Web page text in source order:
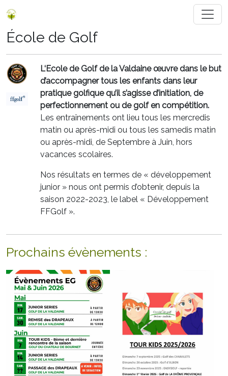
École de Golf
L‘Ecole de Golf de la Valdaine œuvre dans le but
d’accompagner tous les enfants dans leur
pratique golfique qu’il s’agisse d’initiation, de
perfectionnement ou de golf en compétition.
Les entraînements ont lieu tous les mercredis
matin ou après-midi ou tous les samedis matin
ou après-midi, de Septembre à Juin, hors
vacances scolaires.
Nos résultats en termes de « développement
junior » nous ont permis d’obtenir, depuis la
saison 2022-2023, le label « Développement
FFGolf ».
Prochains évènements :